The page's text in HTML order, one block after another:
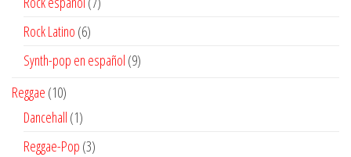
Rock Latino 66
productos
Synth-pop en español 99
Reggae 1010
productos
Dancehall 11
producto
Reggae-Pop 33